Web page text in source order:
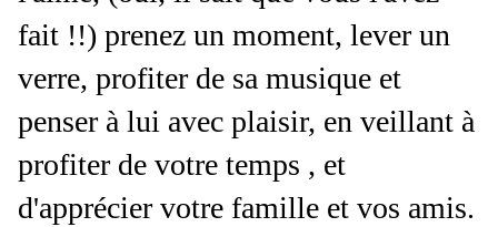
fait !!) prenez un moment, lever un
verre, profiter de sa musique et
penser à lui avec plaisir, en veillant à
profiter de votre temps , et
d'apprécier votre famille et vos amis.